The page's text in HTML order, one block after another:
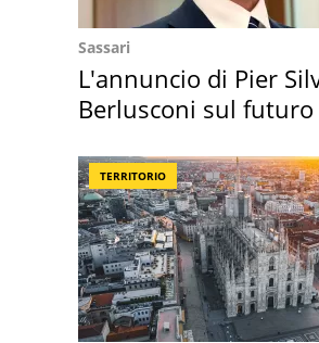
Sassari
L'annuncio di Pier
Berlusconi sul futuro
TERRITORIO